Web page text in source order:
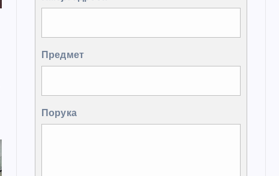
Предмет
Порука